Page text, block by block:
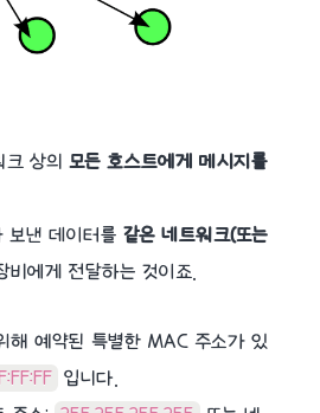
크 상의 모든 호스트에게 메시지를
보낸 데이터를 같은 네트워크(또는
비에게 전달하는 것이죠.
해 예약된 특별한 MAC 주소가 있
입니다.